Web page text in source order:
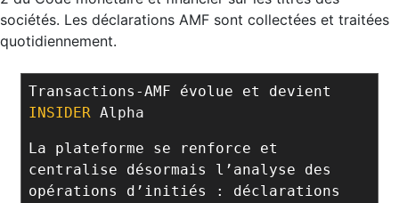
sociétés. Les déclarations AMF sont collectées et traitées
quotidiennement.
Transactions-AMF évolue et devient
INSIDER Alpha
La plateforme se renforce et
centralise désormais l’analyse des
opérations d’initiés : déclarations